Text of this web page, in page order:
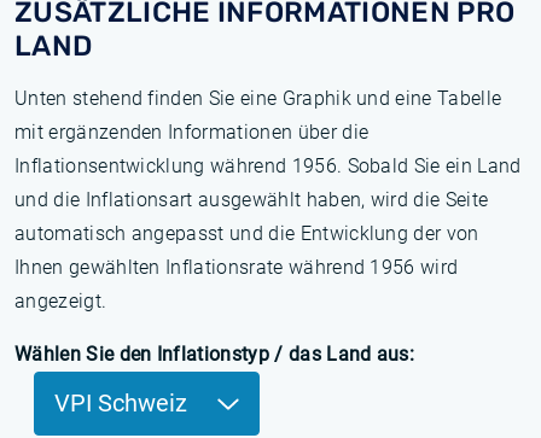
ZUSÄTZLICHE INFORMATIONEN PRO
LAND
Unten stehend finden Sie eine Graphik und eine Tabelle
mit ergänzenden Informationen über die
Inflationsentwicklung während 1956. Sobald Sie ein Land
und die Inflationsart ausgewählt haben, wird die Seite
automatisch angepasst und die Entwicklung der von
Ihnen gewählten Inflationsrate während 1956 wird
angezeigt.
Wählen Sie den Inflationstyp / das Land aus:
VPI Schweiz